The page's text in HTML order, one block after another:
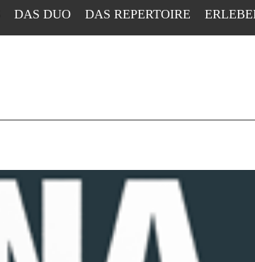
DAS DUO DAS REPERTOIRE